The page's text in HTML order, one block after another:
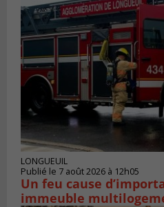
LONGUEUIL
Publié le 7 août 2026 à 12h05
Un feu cause
immeuble